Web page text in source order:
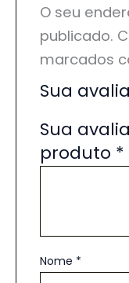
O seu
publicado.
marcados
Sua
Sua
produto *
Nome *